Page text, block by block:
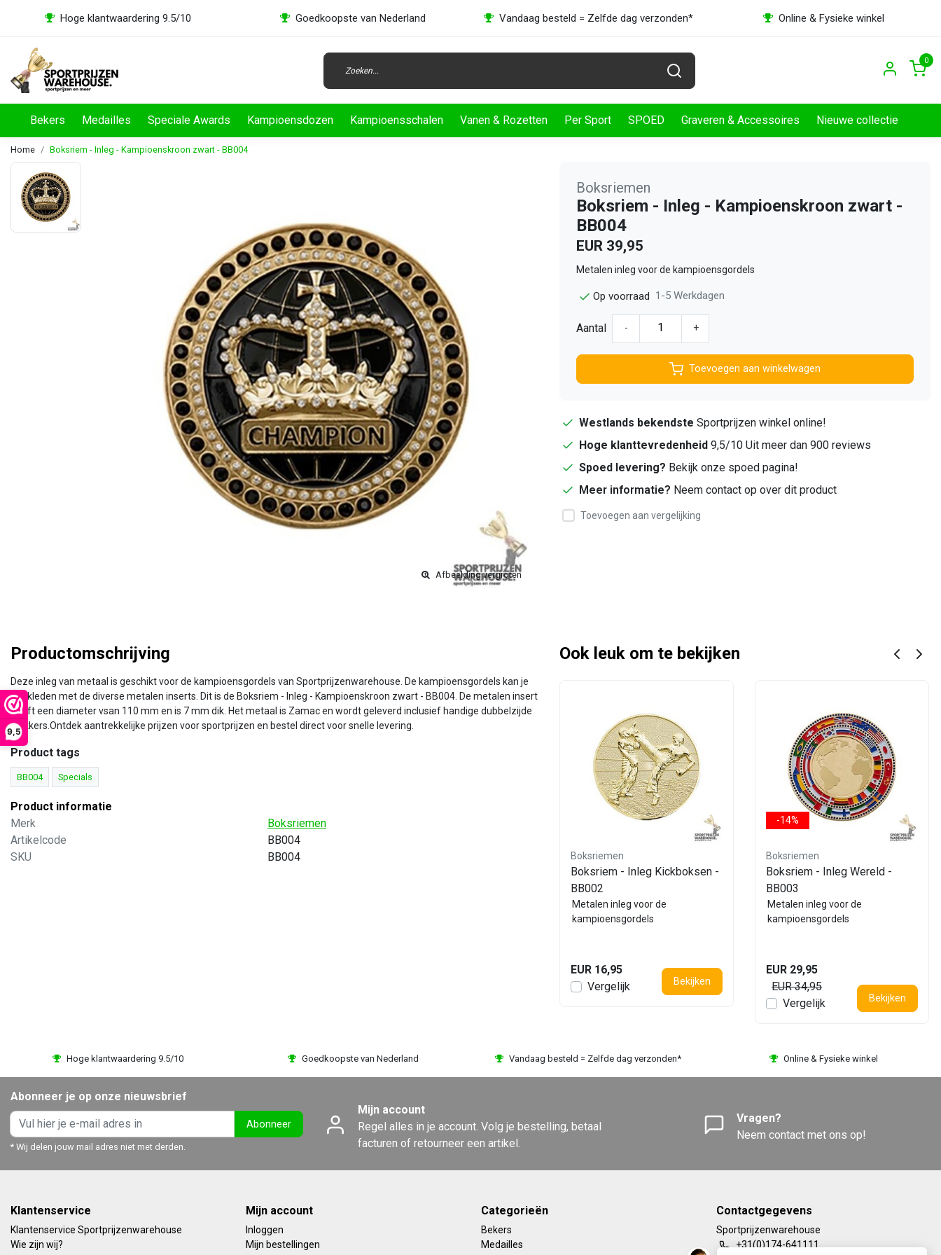
9,5
Hoge klantwaardering 9.5/10 Goedkoopste van Nederland Vandaag besteld = Zelfde dag verzonden* Online & Fysieke winkel
0
Bekers Medailles Speciale Awards Kampioensdozen Kampioensschalen Vanen & Rozetten Per Sport SPOED Graveren & Accessoires Nieuwe collectie
Home Boksriem - Inleg - Kampioenskroon zwart - BB004
Afbeelding vergroten
Boksriemen
Boksriem - Inleg - Kampioenskroon zwart -
BB004
EUR 39,95
Metalen inleg voor de kampioensgordels
Op voorraad 1-5 Werkdagen
Aantal - +
Toevoegen aan winkelwagen
Westlands bekendste Sportprijzen winkel online!
Hoge klanttevredenheid 9,5/10 Uit meer dan 900 reviews
Spoed levering? Bekijk onze spoed pagina!
Meer informatie? Neem contact op over dit product
Toevoegen aan vergelijking
Productomschrijving
Deze inleg van metaal is geschikt voor de kampioensgordels van Sportprijzenwarehouse. De kampioensgordels kan je
aankleden met de diverse metalen inserts. Dit is de Boksriem - Inleg - Kampioenskroon zwart - BB004. De metalen insert
heeft een diameter vsan 110 mm en is 7 mm dik. Het metaal is Zamac en wordt geleverd inclusief handige dubbelzijde
plakkers.Ontdek aantrekkelijke prijzen voor sportprijzen en bestel direct voor snelle levering.
Product tags
BB004 Specials
Product informatie
Merk
Boksriemen
Artikelcode
BB004
SKU
BB004
Ook leuk om te bekijken
Boksriemen
Boksriem - Inleg Kickboksen -
BB002
Metalen inleg voor de
kampioensgordels
EUR 16,95
Vergelijk
Bekijken
-14%
Boksriemen
Boksriem - Inleg Wereld -
BB003
Metalen inleg voor de
kampioensgordels
EUR 29,95
EUR 34,95
Vergelijk
Bekijken
Hoge klantwaardering 9.5/10 Goedkoopste van Nederland Vandaag besteld = Zelfde dag verzonden* Online & Fysieke winkel
Abonneer je op onze nieuwsbrief
Abonneer
* Wij delen jouw mail adres niet met derden.
Mijn account
Regel alles in je account. Volg je bestelling, betaal
facturen of retourneer een artikel.
Vragen?
Neem contact met ons op!
Klantenservice
Klantenservice Sportprijzenwarehouse
Wie zijn wij?
Mijn account
Inloggen
Mijn bestellingen
Categorieën
Bekers
Medailles
Contactgegevens
Sportprijzenwarehouse
+31(0)174-641111